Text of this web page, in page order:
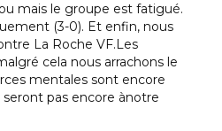
mais le groupe est fatigué.
(3-0). Et enfin, nous
La Roche VF.Les
cela nous arrachons le
mentales sont encore
pas encore ànotre